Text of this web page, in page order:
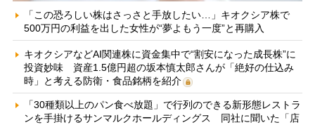
「この恐ろしい株はさっさと手放したい…」キオクシア株で
500万円の利益を出した女性が“夢よもう一度”と再購入
キオクシアなどAI関連株に資金集中で“割安になった成長株”に
投資妙味 資産1.5億円超の坂本慎太郎さんが「絶好の仕込み
時」と考える防衛・食品銘柄を紹介
「30種類以上のパン食べ放題」で行列のできる新形態レストラ
ンを手掛けるサンマルクホールディングス 同社に聞いた「店